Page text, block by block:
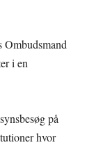
i en
på
hvor